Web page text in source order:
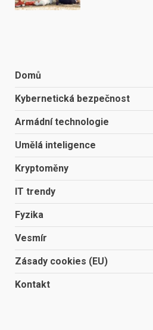
Domů
Kybernetická bezpečnost
Armádní technologie
Umělá inteligence
Kryptoměny
IT trendy
Fyzika
Vesmír
Zásady cookies (EU)
Kontakt